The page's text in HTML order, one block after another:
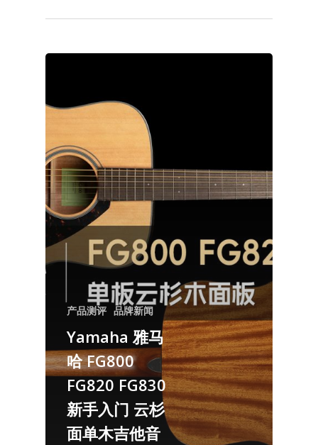
产品测评 品牌新闻
Yamaha 雅马
哈 FG800
FG820 FG830
新手入门 云杉
面单木吉他音